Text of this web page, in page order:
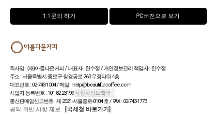
1:1문의 하기 PC버전으로 보기
회사명 : (재)아름다운커피 / 대표자 : 한수정 / 개인정보관리 책임자 : 한수정
주소 : 서울특별시 종로구 창경궁로 263 우정타워 4층
대표번호 : 02-743-1004 / 메일 : help@beautifulcoffee.com
사업자 등록번호 : 101-82-23199
통신판매업신고번호 : 제 2021-서울종로-0104 호 / FAX : 02-743-1773
공익 위반 사항 제보 : [국세청 바로가기]